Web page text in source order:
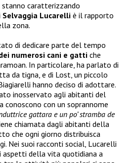
stanno caratterizzando
Selvaggia Lucarelliè il rapporto
zona.
di dedicare parte del tempo
numerosi cani e gatti che
In particolare, ha parlato di
da tigna, e di Lost, un piccolo
hanno deciso di adottare.
inosservato agli abitanti del
con un soprannome
gattara e un po’ stramba de
chiamata dagli abitanti della
che ogni giorno distribuisca
Nei suoi racconti social, Lucarelli
aspetti della vita quotidiana a